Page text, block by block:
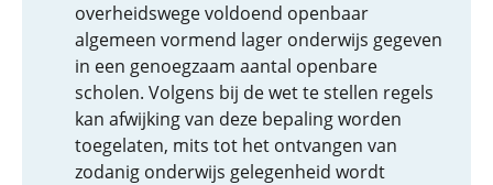
overheidswege voldoend openbaar
algemeen vormend lager onderwijs gegeven
in een genoegzaam aantal openbare
scholen. Volgens bij de wet te stellen regels
kan afwijking van deze bepaling worden
toegelaten, mits tot het ontvangen van
zodanig onderwijs gelegenheid wordt